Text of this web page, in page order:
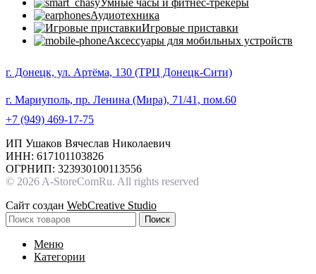
Умные часы и фитнес-трекеры
Аудиотехника
Игровые приставки
Аксессуары для мобильных устройств
г. Донецк, ул. Артёма, 130 (ТРЦ Донецк-Сити)
г. Мариуполь, пр. Ленина (Мира), 71/41, пом.60
+7 (949) 469-17-75
ИП Ушаков Вячеслав Николаевич
ИНН: 617101103826
ОГРНИП: 323930100113556
© 2026 A-StoreComRu. All rights reserved
Сайт создан WebCreative Studio
Поиск
Меню
Категории